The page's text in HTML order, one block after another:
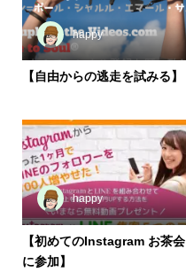
happy
【自由からの逃走を試みる】
happy
【初めてのInstagram お茶会
に参加】